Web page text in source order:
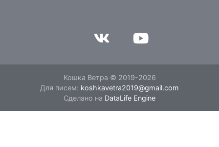
Кошка Ветра © 2019-2026
Для писем: koshkavetra2019@gmail.com
Сделано на DataLife Engine